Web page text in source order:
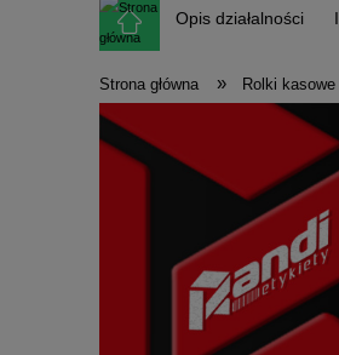
Opis działalności
Strona główna » Rolki kasowe